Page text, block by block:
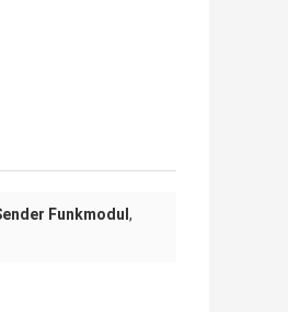
Funkmodul ,